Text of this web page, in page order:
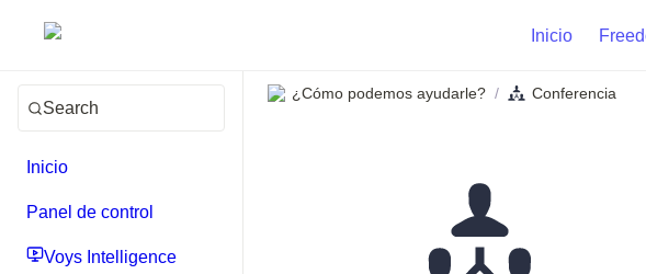
Inicio
Search
Inicio
Panel de control
Voys Intelligence
¿Cómo podemos ayudarle? / Conferencia